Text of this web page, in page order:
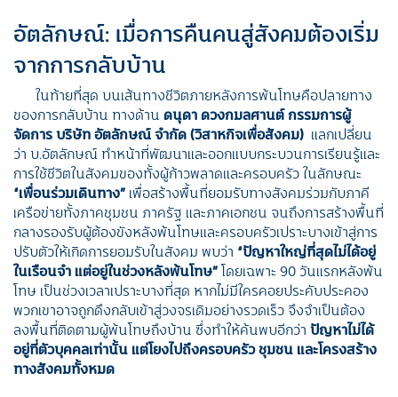
อัตลักษณ์: เมื่อการคืนคนสู่สังคมต้องเริ่ม
จากการกลับบ้าน
ในท้ายที่สุด บนเส้นทางชีวิตภายหลังการพ้นโทษคือปลายทาง
ของการกลับบ้าน ทางด้าน ดนุดา ดวงกมลศานต์ กรรมการผู้
จัดการ บริษัท อัตลักษณ์ จำกัด (วิสาหกิจเพื่อสังคม) แลกเปลี่ยน
ว่า บ.อัตลักษณ์ ทำหน้าที่พัฒนาและออกแบบกระบวนการเรียนรู้และ
การใช้ชีวิตในสังคมของทั้งผู้ก้าวพลาดและครอบครัว ในลักษณะ
“เพื่อนร่วมเดินทาง” เพื่อสร้างพื้นที่ยอมรับทางสังคมร่วมกับภาคี
เครือข่ายทั้งภาคชุมชน ภาครัฐ และภาคเอกชน จนถึงการสร้างพื้นที่
กลางรองรับผู้ต้องขังหลังพ้นโทษและครอบครัวเปราะบางเข้าสู่การ
ปรับตัวให้เกิดการยอมรับในสังคม พบว่า “ปัญหาใหญ่ที่สุดไม่ได้อยู่
ในเรือนจำ แต่อยู่ในช่วงหลังพ้นโทษ”โดยเฉพาะ 90 วันแรกหลังพ้น
โทษ เป็นช่วงเวลาเปราะบางที่สุด หากไม่มีใครคอยประคับประคอง
พวกเขาอาจถูกดึงกลับเข้าสู่วงจรเดิมอย่างรวดเร็ว จึงจำเป็นต้อง
ลงพื้นที่ติดตามผู้พ้นโทษถึงบ้าน ซึ่งทำให้ค้นพบอีกว่า ปัญหาไม่ได้
อยู่ที่ตัวบุคคลเท่านั้น แต่โยงไปถึงครอบครัว ชุมชน และโครงสร้าง
ทางสังคมทั้งหมด